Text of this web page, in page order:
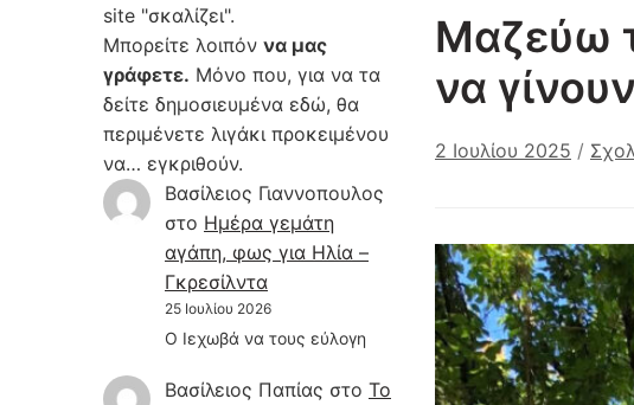
site "σκαλίζει".
Μπορείτε λοιπόν να μας
γράφετε. Μόνο που, για να τα
δείτε δημοσιευμένα εδώ, θα
περιμένετε λιγάκι προκειμένου
να… εγκριθούν.
Βασίλειος Γιαννοπουλος
στο Hμέρα γεμάτη
αγάπη, φως για Ηλία –
Γκρεσίλντα
25 Ιουλίου 2026
Ο Ιεχωβά να τους εύλογη
Βασίλειος Παπίας στο Το
Μαζεύω
να γίνουν
2 Ιουλίου 2025 /